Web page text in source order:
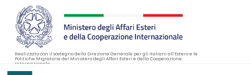
Realizzato con il sostegno della Direzione Generale per gli Italiani all’Estero e le
Politiche Migratorie del Ministero degli Affari Esteri e della Cooperazione
Internazionale